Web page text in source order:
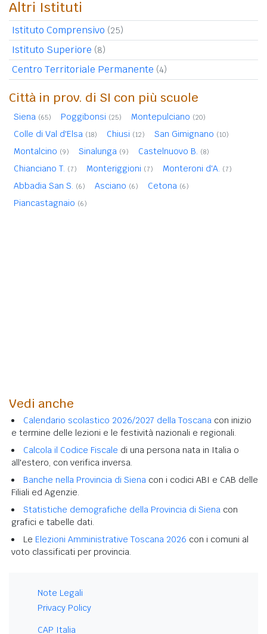
Altri Istituti
Istituto Comprensivo (25)
Istituto Superiore (8)
Centro Territoriale Permanente (4)
Città in prov. di SI con più scuole
Siena (65) Poggibonsi (25) Montepulciano (20)
Colle di Val d'Elsa (18) Chiusi (12) San Gimignano (10)
Montalcino (9) Sinalunga (9) Castelnuovo B. (8)
Chianciano T. (7) Monteriggioni (7) Monteroni d'A. (7)
Abbadia San S. (6) Asciano (6) Cetona (6)
Piancastagnaio (6)
Vedi anche
Calendario scolastico 2026/2027 della Toscana con inizio
e termine delle lezioni e le festività nazionali e regionali.
Calcola il Codice Fiscale di una persona nata in Italia o
all'estero, con verifica inversa.
Banche nella Provincia di Siena con i codici ABI e CAB delle
Filiali ed Agenzie.
Statistiche demografiche della Provincia di Siena con
grafici e tabelle dati.
Le Elezioni Amministrative Toscana 2026 con i comuni al
voto classificati per provincia.
Note Legali
Privacy Policy
CAP Italia